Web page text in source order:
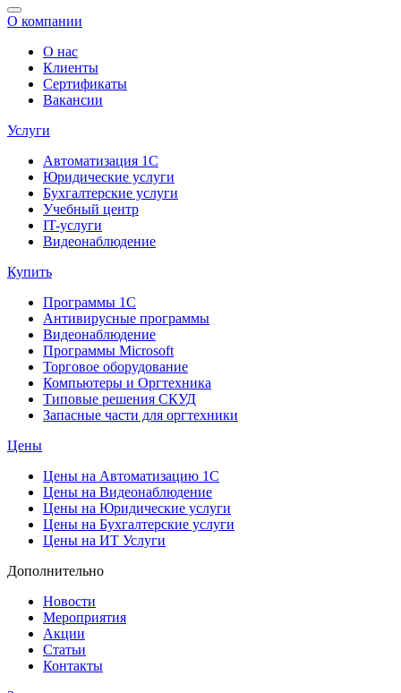
О компании
О нас
Клиенты
Сертификаты
Вакансии
Услуги
Автоматизация 1С
Юридические услуги
Бухгалтерские услуги
Учебный центр
IT-услуги
Видеонаблюдение
Купить
Программы 1С
Антивирусные программы
Видеонаблюдение
Программы Microsoft
Торговое оборудование
Компьютеры и Оргтехника
Типовые решения СКУД
Запасные части для оргтехники
Цены
Цены на Автоматизацию 1С
Цены на Видеонаблюдение
Цены на Юридические услуги
Цены на Бухгалтерские услуги
Цены на ИТ Услуги
Дополнительно
Новости
Мероприятия
Акции
Статьи
Контакты